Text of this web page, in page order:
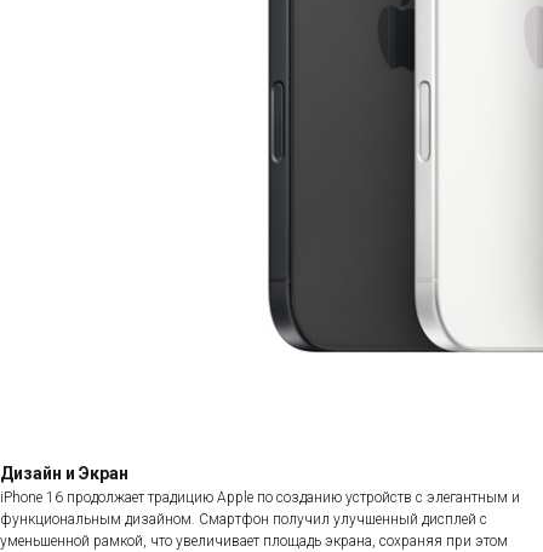
Дизайн и Экран
iPhone 16 продолжает традицию Apple по созданию устройств с элегантным и
функциональным дизайном. Смартфон получил улучшенный дисплей с
уменьшенной рамкой, что увеличивает площадь экрана, сохраняя при этом